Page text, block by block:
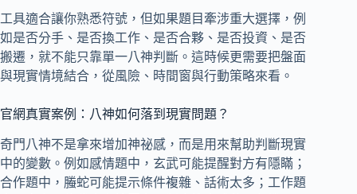
工具適合讓你熟悉符號，但如果題目牽涉重大選擇，例
如是否分手、是否換工作、是否合夥、是否投資、是否
搬遷，就不能只靠單一八神判斷。這時候更需要把盤面
與現實情境結合，從風險、時間窗與行動策略來看。
官網真實案例：八神如何落到現實問題？
奇門八神不是拿來增加神祕感，而是用來幫助判斷現實
中的變數。例如感情題中，玄武可能提醒對方有隱瞞；
合作題中，螣蛇可能提示條件複雜、話術太多；工作題